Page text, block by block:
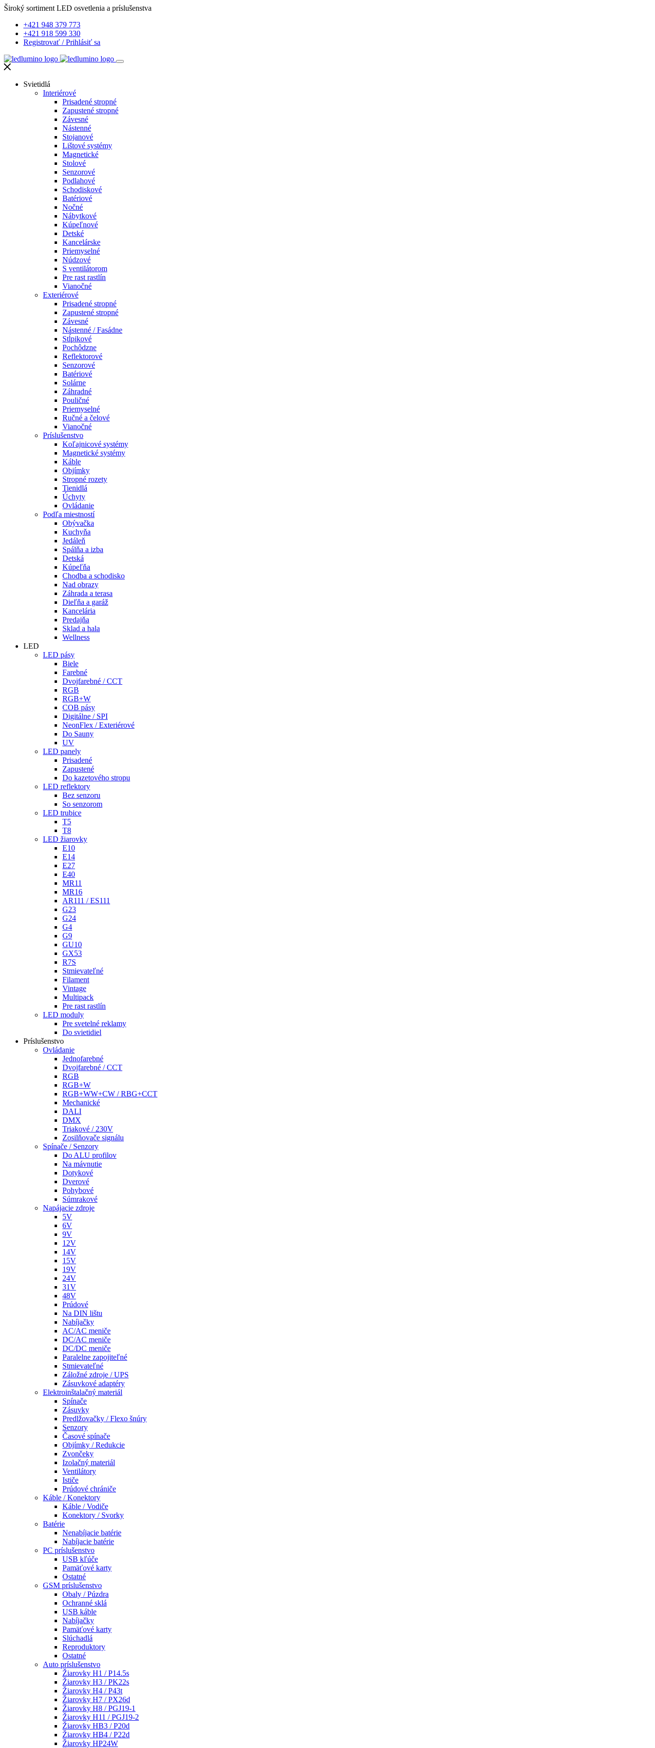
Široký sortiment LED osvetlenia a príslušenstva
+421 948 379 773
+421 918 599 330
Registrovať /Prihlásiť sa
Svietidlá
Interiérové
Prisadené stropné
Zapustené stropné
Závesné
Nástenné
Stojanové
Lištové systémy
Magnetické
Stolové
Senzorové
Podlahové
Schodiskové
Batériové
Nočné
Nábytkové
Kúpeľnové
Detské
Kancelárske
Priemyselné
Núdzové
S ventilátorom
Pre rast rastlín
Vianočné
Exteriérové
Prisadené stropné
Zapustené stropné
Závesné
Nástenné / Fasádne
Stĺpikové
Pochôdzne
Reflektorové
Senzorové
Batériové
Solárne
Záhradné
Pouličné
Priemyselné
Ručné a čelové
Vianočné
Príslušenstvo
Koľajnicové systémy
Magnetické systémy
Káble
Objímky
Stropné rozety
Tienidlá
Úchyty
Ovládanie
Podľa miestností
Obývačka
Kuchyňa
Jedáleň
Spálňa a izba
Detská
Kúpeľňa
Chodba a schodisko
Nad obrazy
Záhrada a terasa
Dieľňa a garáž
Kancelária
Predajňa
Sklad a hala
Wellness
LED
LED pásy
Biele
Farebné
Dvojfarebné / CCT
RGB
RGB+W
COB pásy
Digitálne / SPI
NeonFlex / Exteriérové
Do Sauny
UV
LED panely
Prisadené
Zapustené
Do kazetového stropu
LED reflektory
Bez senzoru
So senzorom
LED trubice
T5
T8
LED žiarovky
E10
E14
E27
E40
MR11
MR16
AR111 / ES111
G23
G24
G4
G9
GU10
GX53
R7S
Stmievateľné
Filament
Vintage
Multipack
Pre rast rastlín
LED moduly
Pre svetelné reklamy
Do svietidiel
Príslušenstvo
Ovládanie
Jednofarebné
Dvojfarebné / CCT
RGB
RGB+W
RGB+WW+CW / RBG+CCT
Mechanické
DALI
DMX
Triakové / 230V
Zosilňovače signálu
Spínače / Senzory
Do ALU profilov
Na mávnutie
Dotykové
Dverové
Pohybové
Súmrakové
Napájacie zdroje
5V
6V
9V
12V
14V
15V
19V
24V
31V
48V
Prúdové
Na DIN lištu
Nabíjačky
AC/AC meniče
DC/AC meniče
DC/DC meniče
Paralelne zapojiteľné
Stmievateľné
Záložné zdroje / UPS
Zásuvkové adaptéry
Elektroinštalačný materiál
Spínače
Zásuvky
Predlžovačky / Flexo šnúry
Senzory
Časové spínače
Objímky / Redukcie
Zvončeky
Izolačný materiál
Ventilátory
Ističe
Prúdové chrániče
Káble / Konektory
Káble / Vodiče
Konektory / Svorky
Batérie
Nenabíjacie batérie
Nabíjacie batérie
PC príslušenstvo
USB kľúče
Pamäťové karty
Ostatné
GSM príslušenstvo
Obaly / Púzdra
Ochranné sklá
USB káble
Nabíjačky
Pamäťové karty
Slúchadlá
Reproduktory
Ostatné
Auto príslušenstvo
Žiarovky H1 / P14.5s
Žiarovky H3 / PK22s
Žiarovky H4 / P43t
Žiarovky H7 / PX26d
Žiarovky H8 / PGJ19-1
Žiarovky H11 / PGJ19-2
Žiarovky HB3 / P20d
Žiarovky HB4 / P22d
Žiarovky HP24W